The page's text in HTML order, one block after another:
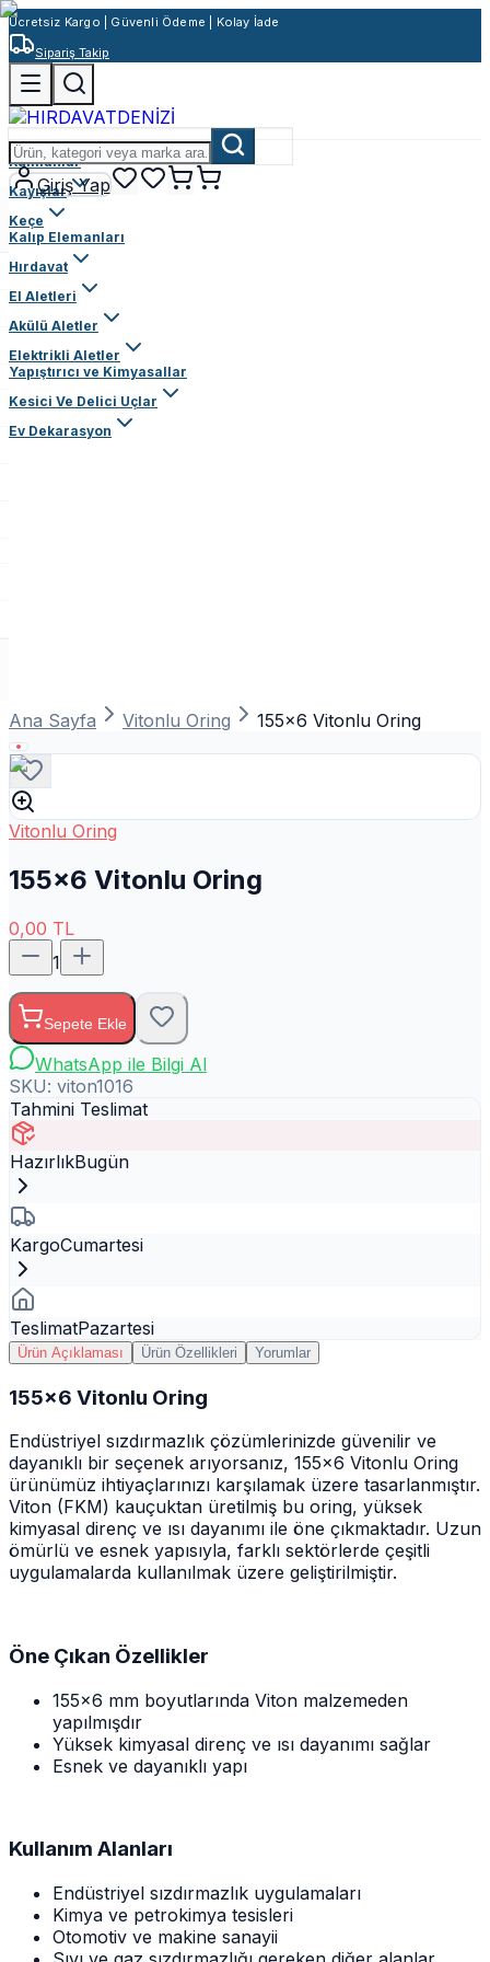
Ücretsiz Kargo | Güvenli Ödeme | Kolay İade
Sipariş Takip
Giriş Yap
Rulmanlar
Kayışlar
Keçe
Kalıp Elemanları
Hırdavat
El Aletleri
Akülü Aletler
Elektrikli Aletler
Yapıştırıcı ve Kimyasallar
Kesici Ve Delici Uçlar
Ev Dekarasyon
Ana Sayfa Vitonlu Oring 155x6 Vitonlu Oring
Vitonlu Oring
155x6 Vitonlu Oring
0,00 TL
1
Sepete Ekle
WhatsApp ile Bilgi Al
SKU: viton1016
Tahmini Teslimat
HazırlıkBugün
KargoCumartesi
TeslimatPazartesi
Ürün Açıklaması Ürün Özellikleri Yorumlar
155x6 Vitonlu Oring
Endüstriyel sızdırmazlık çözümlerinizde güvenilir ve
dayanıklı bir seçenek arıyorsanız, 155x6 Vitonlu Oring
ürünümüz ihtiyaçlarınızı karşılamak üzere tasarlanmıştır.
Viton (FKM) kauçuktan üretilmiş bu oring, yüksek
kimyasal direnç ve ısı dayanımı ile öne çıkmaktadır. Uzun
ömürlü ve esnek yapısıyla, farklı sektörlerde çeşitli
uygulamalarda kullanılmak üzere geliştirilmiştir.
Öne Çıkan Özellikler
155x6 mm boyutlarında Viton malzemeden
yapılmışdır
Yüksek kimyasal direnç ve ısı dayanımı sağlar
Esnek ve dayanıklı yapı
Kullanım Alanları
Endüstriyel sızdırmazlık uygulamaları
Kimya ve petrokimya tesisleri
Otomotiv ve makine sanayii